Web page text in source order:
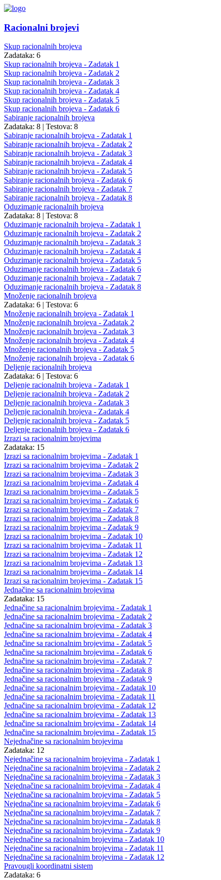
Racionalni brojevi
Skup racionalnih brojeva
Zadataka: 6
Skup racionalnih brojeva - Zadatak 1
Skup racionalnih brojeva - Zadatak 2
Skup racionalnih brojeva - Zadatak 3
Skup racionalnih brojeva - Zadatak 4
Skup racionalnih brojeva - Zadatak 5
Skup racionalnih brojeva - Zadatak 6
Sabiranje racionalnih brojeva
Zadataka: 8 | Testova: 8
Sabiranje racionalnih brojeva - Zadatak 1
Sabiranje racionalnih brojeva - Zadatak 2
Sabiranje racionalnih brojeva - Zadatak 3
Sabiranje racionalnih brojeva - Zadatak 4
Sabiranje racionalnih brojeva - Zadatak 5
Sabiranje racionalnih brojeva - Zadatak 6
Sabiranje racionalnih brojeva - Zadatak 7
Sabiranje racionalnih brojeva - Zadatak 8
Oduzimanje racionalnih brojeva
Zadataka: 8 | Testova: 8
Oduzimanje racionalnih brojeva - Zadatak 1
Oduzimanje racionalnih brojeva - Zadatak 2
Oduzimanje racionalnih brojeva - Zadatak 3
Oduzimanje racionalnih brojeva - Zadatak 4
Oduzimanje racionalnih brojeva - Zadatak 5
Oduzimanje racionalnih brojeva - Zadatak 6
Oduzimanje racionalnih brojeva - Zadatak 7
Oduzimanje racionalnih brojeva - Zadatak 8
Množenje racionalnih brojeva
Zadataka: 6 | Testova: 6
Množenje racionalnih brojeva - Zadatak 1
Množenje racionalnih brojeva - Zadatak 2
Množenje racionalnih brojeva - Zadatak 3
Množenje racionalnih brojeva - Zadatak 4
Množenje racionalnih brojeva - Zadatak 5
Množenje racionalnih brojeva - Zadatak 6
Deljenje racionalnih brojeva
Zadataka: 6 | Testova: 6
Deljenje racionalnih brojeva - Zadatak 1
Deljenje racionalnih brojeva - Zadatak 2
Deljenje racionalnih brojeva - Zadatak 3
Deljenje racionalnih brojeva - Zadatak 4
Deljenje racionalnih brojeva - Zadatak 5
Deljenje racionalnih brojeva - Zadatak 6
Izrazi sa racionalnim brojevima
Zadataka: 15
Izrazi sa racionalnim brojevima - Zadatak 1
Izrazi sa racionalnim brojevima - Zadatak 2
Izrazi sa racionalnim brojevima - Zadatak 3
Izrazi sa racionalnim brojevima - Zadatak 4
Izrazi sa racionalnim brojevima - Zadatak 5
Izrazi sa racionalnim brojevima - Zadatak 6
Izrazi sa racionalnim brojevima - Zadatak 7
Izrazi sa racionalnim brojevima - Zadatak 8
Izrazi sa racionalnim brojevima - Zadatak 9
Izrazi sa racionalnim brojevima - Zadatak 10
Izrazi sa racionalnim brojevima - Zadatak 11
Izrazi sa racionalnim brojevima - Zadatak 12
Izrazi sa racionalnim brojevima - Zadatak 13
Izrazi sa racionalnim brojevima - Zadatak 14
Izrazi sa racionalnim brojevima - Zadatak 15
Jednačine sa racionalnim brojevima
Zadataka: 15
Jednačine sa racionalnim brojevima - Zadatak 1
Jednačine sa racionalnim brojevima - Zadatak 2
Jednačine sa racionalnim brojevima - Zadatak 3
Jednačine sa racionalnim brojevima - Zadatak 4
Jednačine sa racionalnim brojevima - Zadatak 5
Jednačine sa racionalnim brojevima - Zadatak 6
Jednačine sa racionalnim brojevima - Zadatak 7
Jednačine sa racionalnim brojevima - Zadatak 8
Jednačine sa racionalnim brojevima - Zadatak 9
Jednačine sa racionalnim brojevima - Zadatak 10
Jednačine sa racionalnim brojevima - Zadatak 11
Jednačine sa racionalnim brojevima - Zadatak 12
Jednačine sa racionalnim brojevima - Zadatak 13
Jednačine sa racionalnim brojevima - Zadatak 14
Jednačine sa racionalnim brojevima - Zadatak 15
Nejednačine sa racionalnim brojevima
Zadataka: 12
Nejednačine sa racionalnim brojevima - Zadatak 1
Nejednačine sa racionalnim brojevima - Zadatak 2
Nejednačine sa racionalnim brojevima - Zadatak 3
Nejednačine sa racionalnim brojevima - Zadatak 4
Nejednačine sa racionalnim brojevima - Zadatak 5
Nejednačine sa racionalnim brojevima - Zadatak 6
Nejednačine sa racionalnim brojevima - Zadatak 7
Nejednačine sa racionalnim brojevima - Zadatak 8
Nejednačine sa racionalnim brojevima - Zadatak 9
Nejednačine sa racionalnim brojevima - Zadatak 10
Nejednačine sa racionalnim brojevima - Zadatak 11
Nejednačine sa racionalnim brojevima - Zadatak 12
Pravougli koordinatni sistem
Zadataka: 6